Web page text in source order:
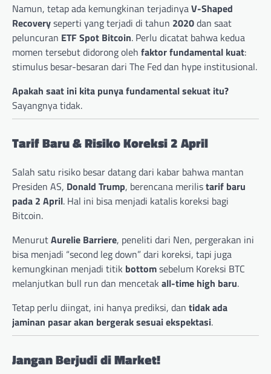
Namun, tetap ada kemungkinan terjadinyaV-Shaped
Recoveryseperti yang terjadi di tahun 2020dan saat
peluncuran ETF Spot Bitcoin. Perlu dicatat bahwa kedua
momen tersebut didorong oleh faktor fundamental kuat:
stimulus besar-besaran dari The Fed dan hype institusional.
Apakah saat ini kita punya fundamental sekuat itu?
Sayangnya tidak.
Tarif Baru & Risiko Koreksi 2 April
Salah satu risiko besar datang dari kabar bahwa mantan
Presiden AS, Donald Trump, berencana merilistarif baru
pada 2 April. Hal ini bisa menjadi katalis koreksi bagi
Bitcoin.
MenurutAurelie Barriere, peneliti dari Nen, pergerakan ini
bisa menjadi “second leg down” dari koreksi, tapi juga
kemungkinan menjadi titik bottomsebelum Koreksi BTC
melanjutkan bull run dan mencetak all-time high baru.
Tetap perlu diingat, ini hanya prediksi, dan tidak ada
jaminan pasar akan bergerak sesuai ekspektasi.
Jangan Berjudi di Market!